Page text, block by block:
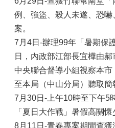
例、強盜、殺人未遂、恐
案。
7月4日-辦理99年「暑期保
日，內政部江部長宜樺由
中央聯合督導小組視察本
至本局（中山分局）聽取簡
7月30日-上午10時至下午5
「夏日大作戰」暑假高關懷
8月11日-青春專案期間查